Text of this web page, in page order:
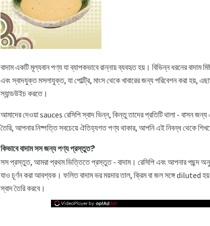
বাদাম একটি মূল্যবান পণ্য যা ব্যাপকভাবে রান্নায় ব্যবহৃত হয়। বিভিন্ন ধরনের
এবং স্বাদযুক্ত মসলাযুক্ত, যা পোল্ট্রি, মাংস থেকে খাবারের জন্য পরিবেশন করা
স্যান্ডউইচ করতে।
আমাদের দেওয়া sauces রেসিপি স্বাদ ভিন্ন, কিন্তু তাদের প্রতিটি থালা - বাসন জন্য
তৈরি, আপনার নিষ্পত্তি সবচেয়ে ঐতিহ্যগত পণ্য থাকার, আপনি এই নিবন্ধ থেকে
কিভাবে বাদাম সস জন্য পণ্য প্রস্তুত?
সস প্রস্তুত, আমরা প্রথম ভিত্তিতে প্রস্তুত - বাদাম। রেসিপি এবং আপনার পছন্দ
যাও চূর্ণন করা আবশ্যক। ফলিত বাদাম ভর ময়দার তাল, ক্রিম বা জল সঙ্গে diluted
স্বাদ তৈরি করবে।